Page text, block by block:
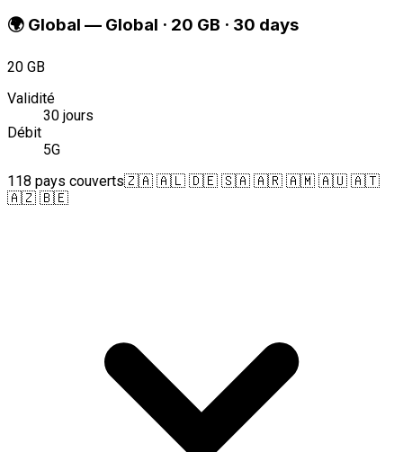
🌍 Global — Global · 20 GB · 30 days
20 GB
Validité
30 jours
Débit
5G
118 pays couverts🇿🇦 🇦🇱 🇩🇪 🇸🇦 🇦🇷 🇦🇲 🇦🇺 🇦🇹
🇦🇿 🇧🇪